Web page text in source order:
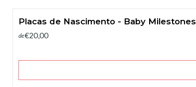
Placas de Nascimento - Baby Milestones
de€20,00